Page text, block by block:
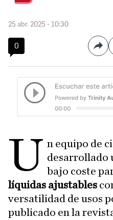
25 abr. 2025 - 10:30
0
U n equipo de
desarrollado
bajo coste
líquidas ajustables
versatilidad de usos
publicado en la